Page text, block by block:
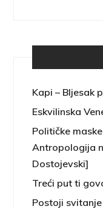
Kapi – Bljesak
Eskvilinska
Političke
Antropologija
Dostojevski]
Treći put ti
Postoji